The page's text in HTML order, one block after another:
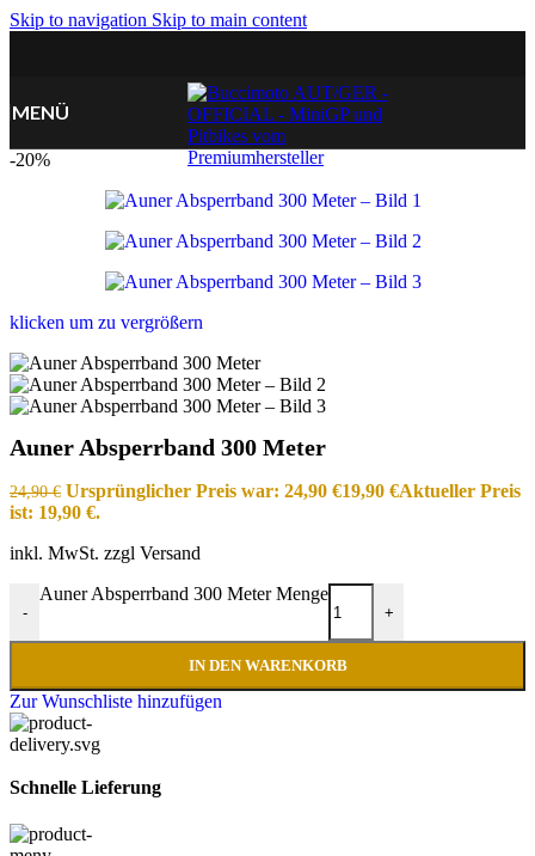
Skip to navigation Skip to main content
MENÜ
-20%
klicken um zu vergrößern
Auner Absperrband 300 Meter
24,90€ Ursprünglicher Preis war: 24,90 €19,90 €Aktueller Preis
ist: 19,90 €.
inkl. MwSt. zzgl Versand
-
Auner Absperrband 300 Meter Menge
+
IN DEN WARENKORB
Zur Wunschliste hinzufügen
Schnelle Lieferung